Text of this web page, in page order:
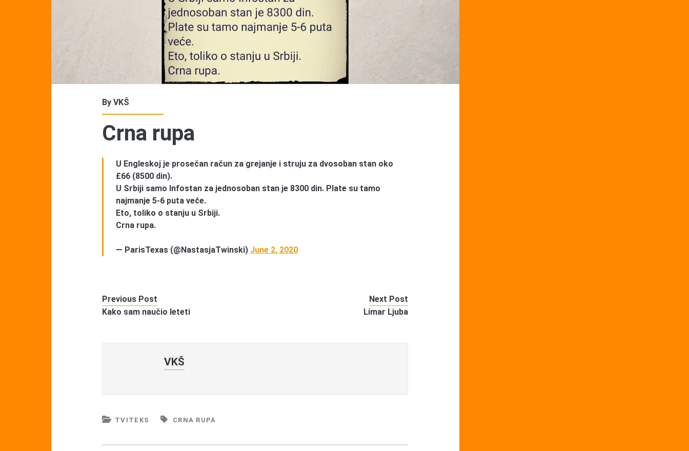
ByVKŠ
Crna rupa
U Engleskoj je prosečan račun za grejanje i struju za dvosoban stan oko
£66 (8500 din).
U Srbiji samo Infostan za jednosoban stan je 8300 din. Plate su tamo
najmanje 5-6 puta veće.
Eto, toliko o stanju u Srbiji.
Crna rupa.
— ParisTexas (@NastasjaTwinski) June 2, 2020
Previous Post
Kako sam naučio leteti
Next Post
Limar Ljuba
VKŠ
TVITEKS CRNA RUPA